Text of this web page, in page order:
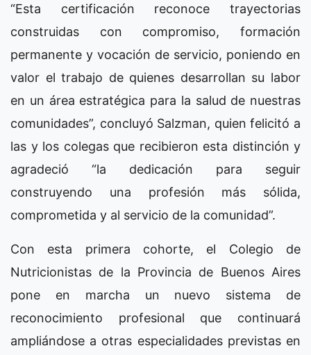
“Esta certificación reconoce trayectorias
construidas con compromiso, formación
permanente y vocación de servicio, poniendo en
valor el trabajo de quienes desarrollan su labor
en un área estratégica para la salud de nuestras
comunidades”, concluyó Salzman, quien felicitó a
las y los colegas que recibieron esta distinción y
agradeció “la dedicación para seguir
construyendo una profesión más sólida,
comprometida y al servicio de la comunidad”.
Con esta primera cohorte, el Colegio de
Nutricionistas de la Provincia de Buenos Aires
pone en marcha un nuevo sistema de
reconocimiento profesional que continuará
ampliándose a otras especialidades previstas en